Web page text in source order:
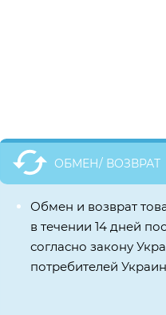
ОБМЕН/ ВОЗВРАТ
Обмен и возврат
в течении 14 дней
согласно закону
потребителей